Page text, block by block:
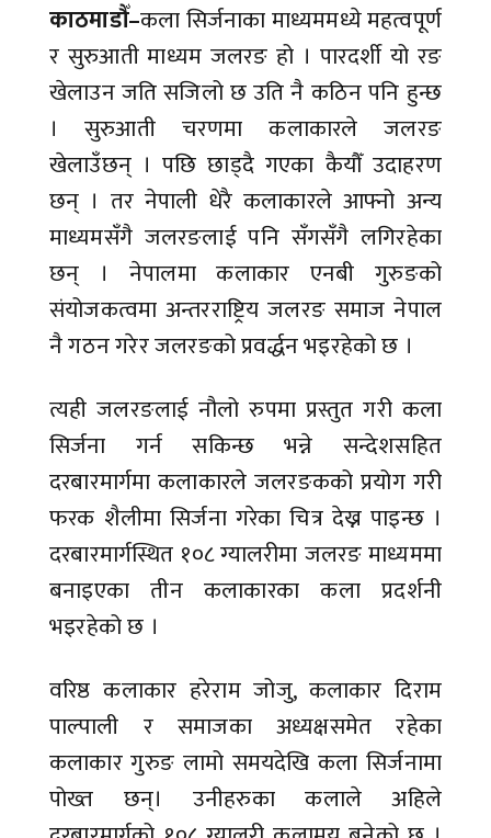
काठमाडौँ–कला सिर्जनाका माध्यममध्ये महत्वपूर्ण
र सुरुआती माध्यम जलरङ हो । पारदर्शी यो रङ
खेलाउन जति सजिलो छ उति नै कठिन पनि हुन्छ
। सुरुआती चरणमा कलाकारले जलरङ
खेलाउँछन् । पछि छाड्दै गएका कैयौँ उदाहरण
छन् । तर नेपाली धेरै कलाकारले आफ्नो अन्य
माध्यमसँगै जलरङलाई पनि सँगसँगै लगिरहेका
छन् । नेपालमा कलाकार एनबी गुरुङको
संयोजकत्वमा अन्तरराष्ट्रिय जलरङ समाज नेपाल
नै गठन गरेर जलरङको प्रवर्द्धन भइरहेको छ ।
त्यही जलरङलाई नौलो रुपमा प्रस्तुत गरी कला
सिर्जना गर्न सकिन्छ भन्ने सन्देशसहित
दरबारमार्गमा कलाकारले जलरङकको प्रयोग गरी
फरक शैलीमा सिर्जना गरेका चित्र देख्न पाइन्छ ।
दरबारमार्गस्थित १०८ ग्यालरीमा जलरङ माध्यममा
बनाइएका तीन कलाकारका कला प्रदर्शनी
भइरहेको छ ।
वरिष्ठ कलाकार हरेराम जोजु, कलाकार दिराम
पाल्पाली र समाजका अध्यक्षसमेत रहेका
कलाकार गुरुङ लामो समयदेखि कला सिर्जनामा
पोख्त छन्। उनीहरुका कलाले अहिले